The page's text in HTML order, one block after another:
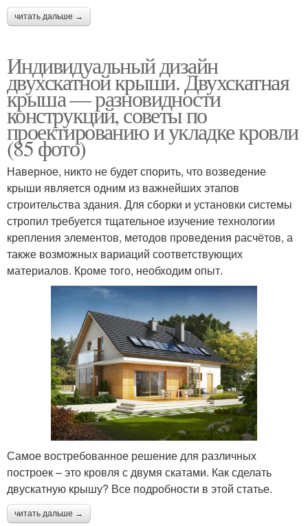
читать дальше →
Индивидуальный дизайн
двухскатной крыши. Двухскатная
крыша — разновидности
конструкций, советы по
проектированию и укладке кровли
(85 фото)
Наверное, никто не будет спорить, что возведение
крыши является одним из важнейших этапов
строительства здания. Для сборки и установки системы
стропил требуется тщательное изучение технологии
крепления элементов, методов проведения расчётов, а
также возможных вариаций соответствующих
материалов. Кроме того, необходим опыт.
Самое востребованное решение для различных
построек – это кровля с двумя скатами. Как сделать
двускатную крышу? Все подробности в этой статье.
читать дальше →